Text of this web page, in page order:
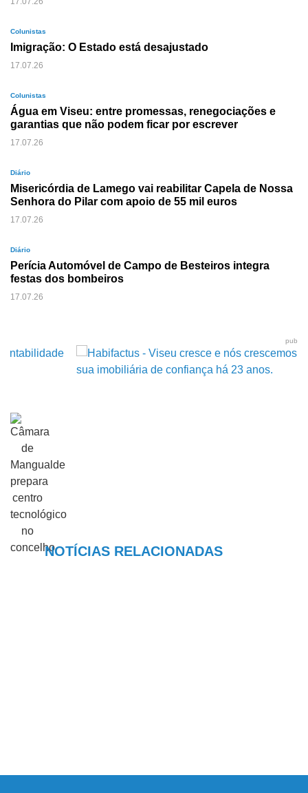
Colunistas
Imigração: O Estado está desajustado
17.07.26
Colunistas
Água em Viseu: entre promessas, renegociações e
garantias que não podem ficar por escrever
17.07.26
Diário
Misericórdia de Lamego vai reabilitar Capela de Nossa
Senhora do Pilar com apoio de 55 mil euros
17.07.26
Diário
Perícia Automóvel de Campo de Besteiros integra
festas dos bombeiros
17.07.26
pub
NOTÍCIAS RELACIONADAS